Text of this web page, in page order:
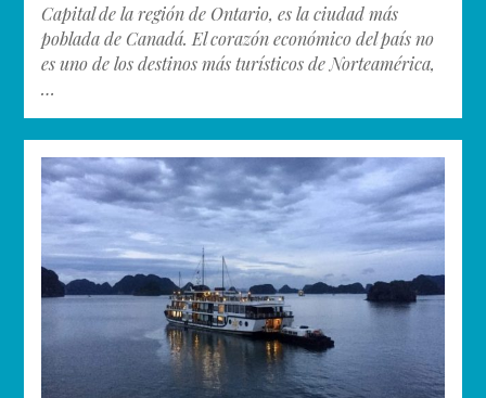
Capital de la región de Ontario, es la ciudad más
poblada de Canadá. El corazón económico del país no
es uno de los destinos más turísticos de Norteamérica,
…